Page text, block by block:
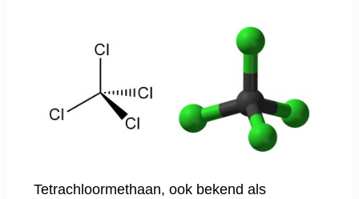
Tetrachloormethaan, ook bekend als